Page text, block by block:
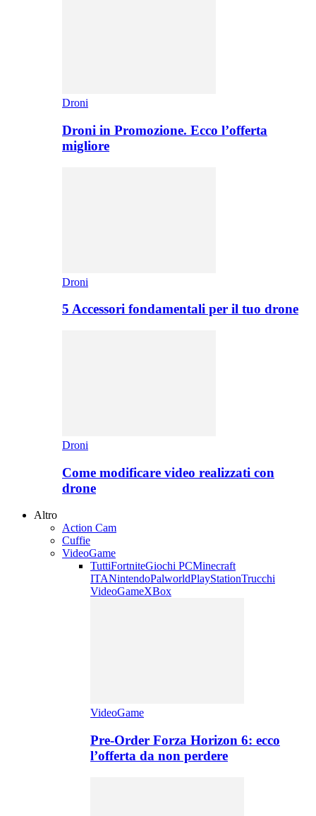
Droni
Droni in Promozione. Ecco l’offerta
migliore
Droni
5 Accessori fondamentali per il tuo drone
Droni
Come modificare video realizzati con
drone
Altro
Action Cam
Cuffie
VideoGame
TuttiFortniteGiochi PCMinecraft
ITANintendoPalworldPlayStationTrucchi
VideoGameXBox
VideoGame
Pre-Order Forza Horizon 6: ecco
l’offerta da non perdere